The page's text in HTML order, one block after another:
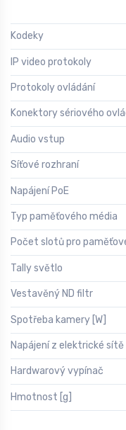
Kodeky
IP video protokoly
Protokoly ovládání
Konektory sériového
Audio vstup
Síťové rozhraní
Napájení PoE
Typ paměťového média
Počet slotů pro
Tally světlo
Vestavěný ND filtr
Spotřeba kamery [W]
Napájení z elektrické sítě
Hardwarový vypínač
Hmotnost [g]